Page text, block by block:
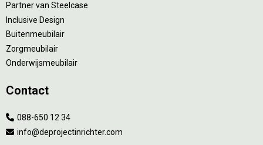
Partner van Steelcase
Inclusive Design
Buitenmeubilair
Zorgmeubilair
Onderwijsmeubilair
Contact
088-650 12 34
info@deprojectinrichter.com